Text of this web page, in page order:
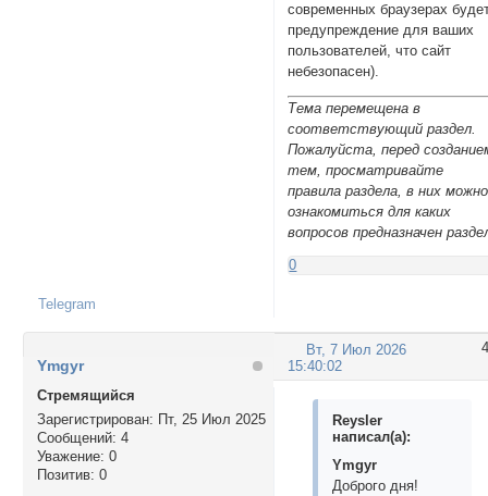
современных браузерах
предупреждение для ваших
пользователей, что сайт
небезопасен).
Тема перемещена в
соответствующий раздел.
Пожалуйста, перед
тем, просматривайте
правила раздела, в них можно
ознакомиться для каких
вопросов предназначен
0
Telegram
4
Вт, 7 Июл 2026
15:40:02
Ymgyr
Стремящийся
Зарегистрирован: Пт, 25 Июл 2025
Сообщений: 4
Уважение: 0
Позитив: 0
Reysler
написал(а):
Ymgyr
Доброго дня!